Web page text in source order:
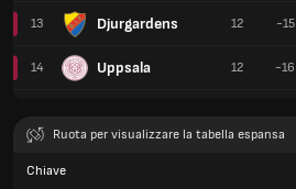
13 Djurgardens
14 Uppsala
12 -15
12 -16
Ruota per visualizzare la tabella espansa
Chiave